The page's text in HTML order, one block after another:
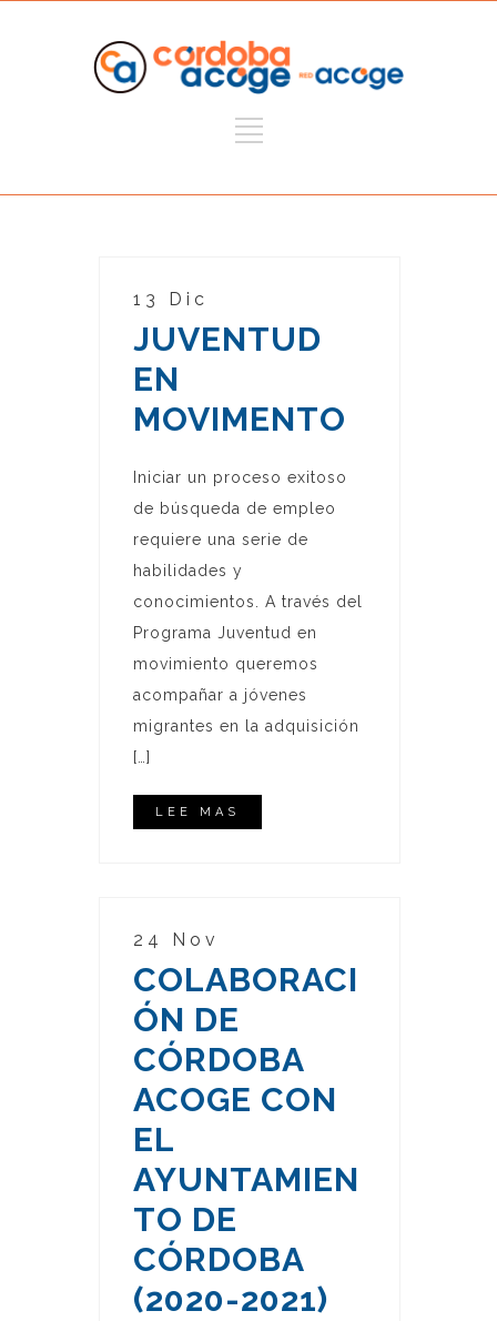
13 Dic
JUVENTUD
EN
MOVIMENTO
Iniciar un proceso exitoso
de búsqueda de empleo
requiere una serie de
habilidades y
conocimientos. A través del
Programa Juventud en
movimiento queremos
acompañar a jóvenes
migrantes en la adquisición
[…]
LEE MAS
24 Nov
COLABORACI
ÓN DE
CÓRDOBA
ACOGE CON
EL
AYUNTAMIEN
TO DE
CÓRDOBA
(2020-2021)